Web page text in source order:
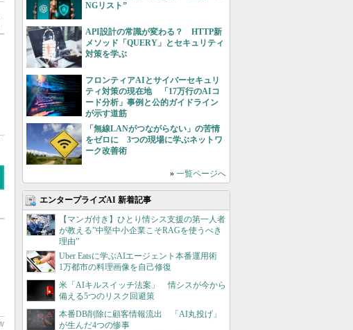
NGリスト”
API設計の常識が変わる？ HTTP新
メソッド「QUERY」とセキュリティ
対策を学ぶ
フロンティアAIとサイバーセキュリ
ティ対策の現在地 「17万行のAIコ
ード分析」事例と公的ガイドライン
が示す道筋
「無線LANがつながらない」の苦情
をゼロに 3つの現場に学ぶネットワ
ーク改善術
» 一覧ページへ
エンタープライズAI 新着記事
【マンガ付き】ひとり情シス支援の第一人者
が教える”中堅中小企業こそRAGを使うべき
理由”
Uber Eatsに学ぶAIエージェント本番運用術
1万都市の料理画像を自己修復
米「AIキルスイッチ法案」 情シスが今から
備える5つのリスク回避策
本番DB削除に顧客情報流出 「AI丸投げ」
が生んだ4つの惨事